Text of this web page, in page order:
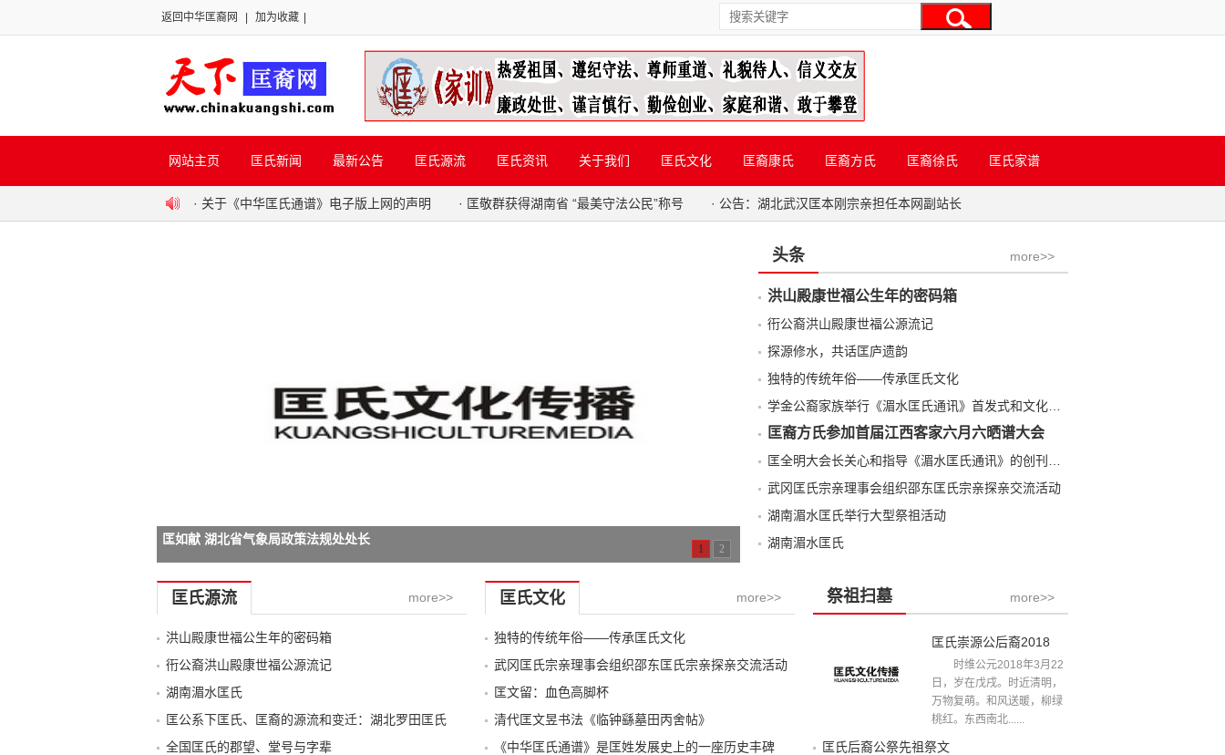
返回中华匡裔网 加为收藏
网站主页 匡氏新闻 最新公告 匡氏源流 匡氏资讯 关于我们 匡氏文化 匡裔康氏 匡裔方氏 匡裔徐氏 匡氏家谱
· 关于《中华匡氏通谱》电子版上网的声明 · 匡敬群获得湖南省 “最美守法公民”称号 · 公告：湖北武汉匡本刚宗亲担任本网副站长
-->
匡如献 湖北省气象局政策法规处处长
1 2
more>>
头条
洪山殿康世福公生年的密码箱
衎公裔洪山殿康世福公源流记
探源修水，共话匡庐遗韵
独特的传统年俗——传承匡氏文化
匡裔方氏参加首届江西客家六月六晒谱大会
武冈匡氏宗亲理事会组织邵东匡氏宗亲探亲交流活动
湖南湄水匡氏举行大型祭祖活动
湖南湄水匡氏
more>>
匡氏源流
洪山殿康世福公生年的密码箱
衎公裔洪山殿康世福公源流记
湖南湄水匡氏
匡公系下匡氏、匡裔的源流和变迁：湖北罗田匡氏
全国匡氏的郡望、堂号与字辈
more>>
匡氏文化
独特的传统年俗——传承匡氏文化
武冈匡氏宗亲理事会组织邵东匡氏宗亲探亲交流活动
匡文留：血色高脚杯
清代匡文昱书法《临钟繇墓田丙舍帖》
《中华匡氏通谱》是匡姓发展史上的一座历史丰碑
more>>
祭祖扫墓
匡氏崇源公后裔2018年清明祭祖文
时维公元2018年3月22
日，岁在戊戌。时近清明，
万物复萌。和风送暖，柳绿
桃红。东西南北......
匡氏后裔公祭先祖祭文